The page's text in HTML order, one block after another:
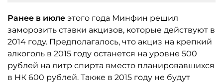
Ранее в июле этого года Минфин решил
заморозить ставки акцизов, которые действуют в
2014 году. Предполагалось, что акциз на крепкий
алкоголь в 2015 году останется на уровне 500
рублей на литр спирта вместо планировавшихся
в НК 600 рублей. Также в 2015 году не будут